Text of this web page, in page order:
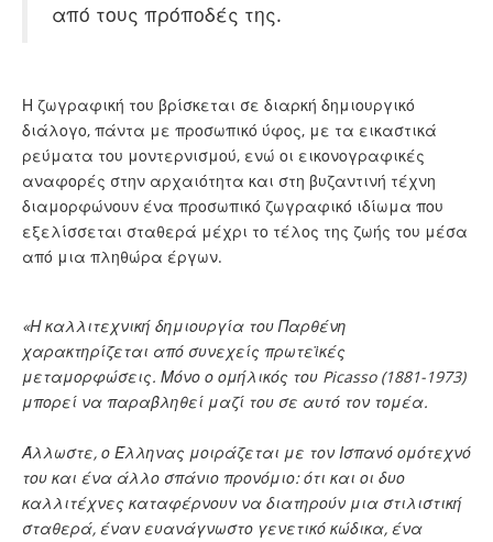
από τους πρόποδές της.
Η ζωγραφική του βρίσκεται σε διαρκή δημιουργικό
διάλογο, πάντα με προσωπικό ύφος, με τα εικαστικά
ρεύματα του μοντερνισμού, ενώ οι εικονογραφικές
αναφορές στην αρχαιότητα και στη βυζαντινή τέχνη
διαμορφώνουν ένα προσωπικό ζωγραφικό ιδίωμα που
εξελίσσεται σταθερά μέχρι το τέλος της ζωής του μέσα
από μια πληθώρα έργων.
«Η καλλιτεχνική δημιουργία του Παρθένη
χαρακτηρίζεται από συνεχείς πρωτεϊκές
μεταμορφώσεις. Μόνο ο ομήλικός του Picasso (1881-1973)
μπορεί να παραβληθεί μαζί του σε αυτό τον τομέα.
Άλλωστε, ο Έλληνας μοιράζεται με τον Ισπανό ομότεχνό
του και ένα άλλο σπάνιο προνόμιο: ότι και οι δυο
καλλιτέχνες καταφέρνουν να διατηρούν μια στιλιστική
σταθερά, έναν ευανάγνωστο γενετικό κώδικα, ένα